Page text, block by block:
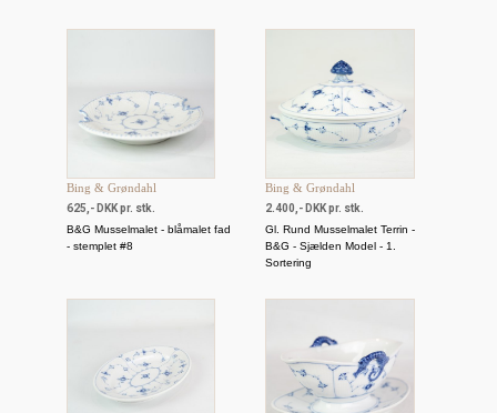
Bing & Grøndahl
625,- DKK pr. stk.
B&G Musselmalet - blåmalet fad
- stemplet #8
Bing & Grøndahl
2.400,- DKK pr. stk.
Gl. Rund Musselmalet Terrin -
B&G - Sjælden Model - 1.
Sortering